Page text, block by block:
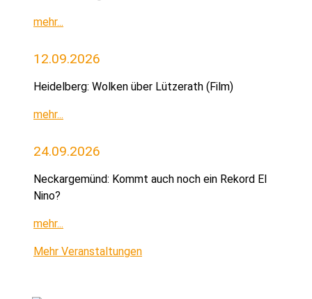
mehr...
12.09.2026
Heidelberg: Wolken über Lützerath (Film)
mehr...
24.09.2026
Neckargemünd: Kommt auch noch ein Rekord El
Nino?
mehr...
Mehr Veranstaltungen